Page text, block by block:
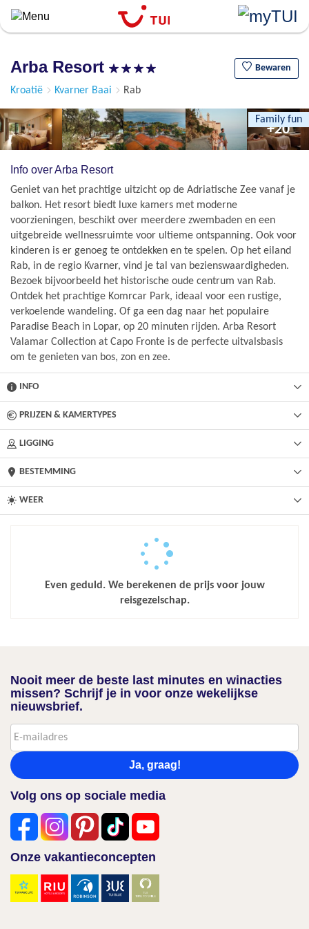
Overslaan
algemene
gaan
Arba Resort Bewaren
Kroatië Kvarner Baai Rab
Family fun
+20
Info over Arba Resort
Geniet van het prachtige uitzicht op de Adriatische Zee vanaf je
balkon. Het resort biedt luxe kamers met moderne
voorzieningen, beschikt over meerdere zwembaden en een
uitgebreide wellnessruimte voor ultieme ontspanning. Ook voor
kinderen is er genoeg te ontdekken en te spelen. Op het eiland
Rab, in de regio Kvarner, vind je tal van bezienswaardigheden.
Bezoek bijvoorbeeld het historische oude centrum van Rab.
Ontdek het prachtige Komrcar Park, ideaal voor een rustige,
verkoelende wandeling. Of ga een dag naar het populaire
Paradise Beach in Lopar, op 20 minuten rijden. Arba Resort
Valamar Collection at Capo Fronte is de perfecte uitvalsbasis
om te genieten van bos, zon en zee.
INFO
PRIJZEN & KAMERTYPES
LIGGING
BESTEMMING
WEER
Even geduld. We berekenen de prijs voor jouw
reisgezelschap.
Nooit meer de beste last minutes en winacties
missen? Schrijf je in voor onze wekelijkse
nieuwsbrief.
Ja, graag!
Volg ons op sociale media
Onze vakantieconcepten